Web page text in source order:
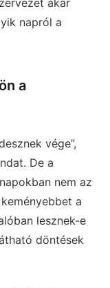
napról a
a
vége”,
De a
nem az
a
lesznek-e
döntések